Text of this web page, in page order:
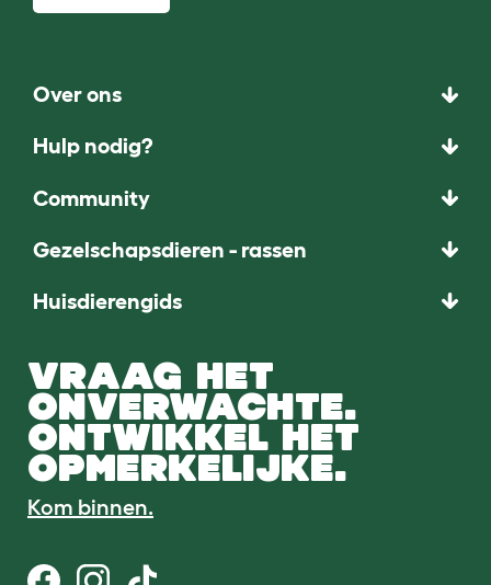
Over ons
Hulp nodig?
Community
Gezelschapsdieren - rassen
Huisdierengids
VRAAG HET
ONVERWACHTE.
ONTWIKKEL HET
OPMERKELIJKE.
Kom binnen.